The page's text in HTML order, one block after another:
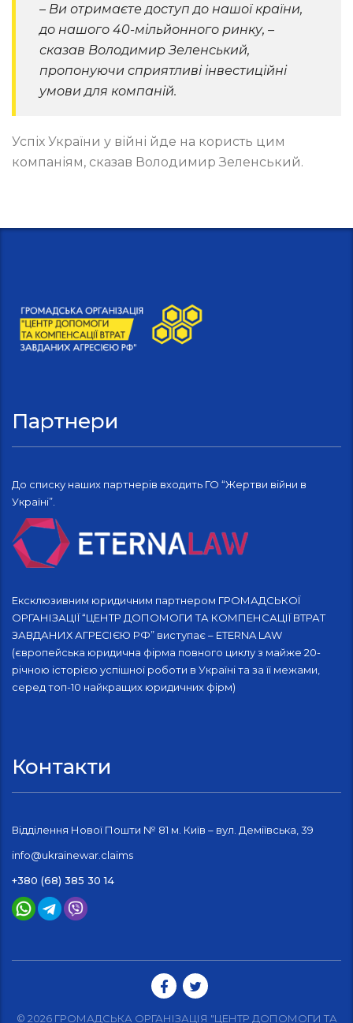
– Ви отримаєте доступ до нашої країни,
до нашого 40-мільйонного ринку, –
сказав Володимир Зеленський,
пропонуючи сприятливі інвестиційні
умови для компаній.
Успіх України у війні йде на користь цим
компаніям, сказав Володимир Зеленський.
Партнери
До списку наших партнерів входить ГО “Жертви війни в
Україні”.
Ексклюзивним юридичним партнером ГРОМАДСЬКОЇ
ОРГАНІЗАЦІЇ “ЦЕНТР ДОПОМОГИ ТА КОМПЕНСАЦІЇ ВТРАТ
ЗАВДАНИХ АГРЕСІЄЮ РФ” виступає – ETERNA LAW
(європейська юридична фірма повного циклу з майже 20-
річною історією успішної роботи в Україні та за її межами,
серед топ-10 найкращих юридичних фірм)
Контакти
Відділення Нової Пошти № 81 м. Київ – вул. Деміївська, 39
info@ukrainewar.claims
+380 (68) 385 30 14
© 2026 ГРОМАДСЬКА ОРГАНІЗАЦІЯ "ЦЕНТР ДОПОМОГИ ТА